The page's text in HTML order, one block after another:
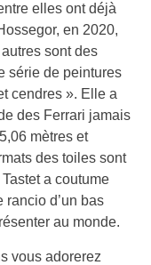
elles ont déjà
en 2020,
sont des
série de peintures
cendres ». Elle a
des Ferrari jamais
mètres et
des toiles sont
a coutume
rancio d’un bas
au monde.
vous adorerez